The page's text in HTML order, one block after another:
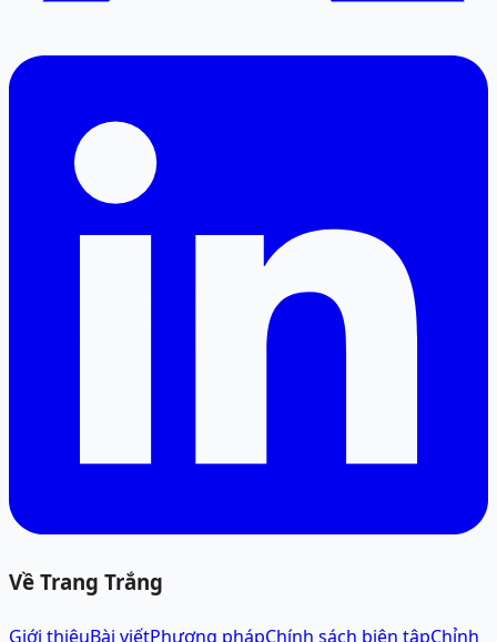
Về Trang Trắng
Giới thiệuBài viếtPhương phápChính sách biên tậpChỉnh